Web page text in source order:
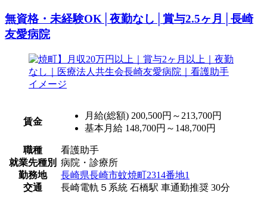
無資格・未経験OK│夜勤なし│賞与2.5ヶ月│長崎
友愛病院
賃金
月給(総額) 200,500円～213,700円
基本月給 148,700円～148,700円
職種
看護助手
就業先種別 病院・診療所
勤務地
長崎県長崎市蚊焼町2314番地1
交通
長崎電軌５系統 石橋駅 車通勤推奨 30分